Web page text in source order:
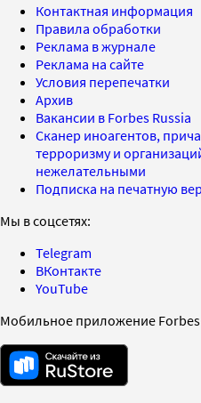
Контактная информация
Правила обработки
Реклама в журнале
Реклама на сайте
Условия перепечатки
Архив
Вакансии в Forbes Russia
Сканер иноагентов,
терроризму и
нежелательными
Подписка на печатную
Мы в соцсетях:
Telegram
ВКонтакте
YouTube
Мобильное приложение Forbes